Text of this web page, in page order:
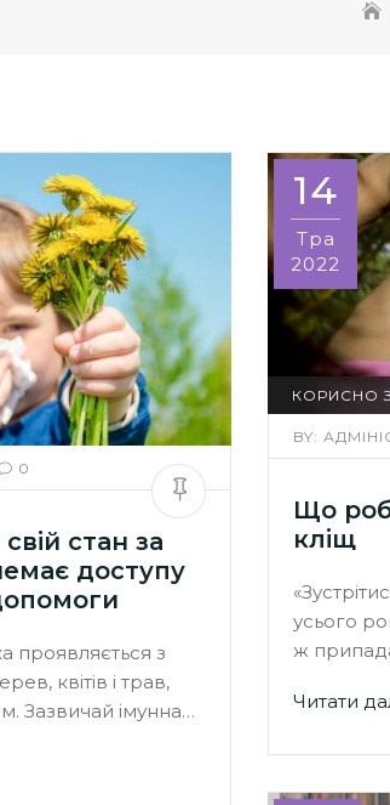
0
стан за
доступу
проявляється з
квітів і трав,
Зазвичай імунна…
14
Тра
2022
КОРИСНО
BY:
Що
кліщ
усього
ж
Читати